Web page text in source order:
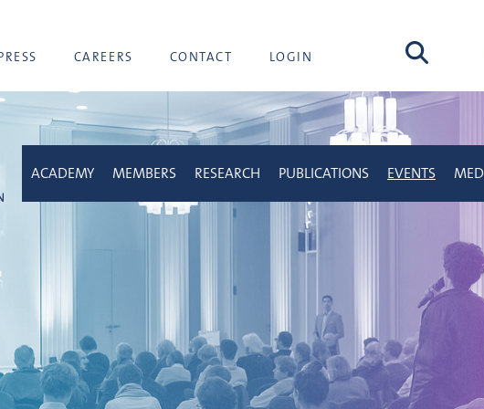
CAREERS CONTACT LOGIN search
ACADEMY MEMBERS RESEARCH PUBLICATIONS EVENTS